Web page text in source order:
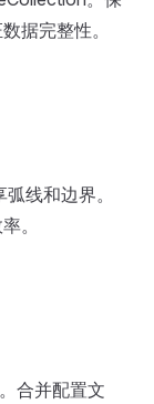
据完整性。
线和边界。
。
合并配置文